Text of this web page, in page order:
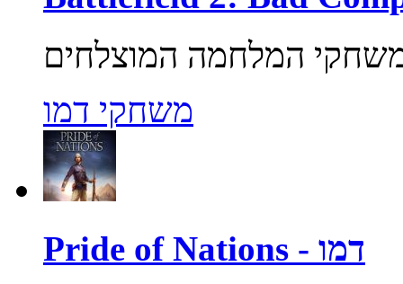
משחקי דמו
Pride of Nations - דמו